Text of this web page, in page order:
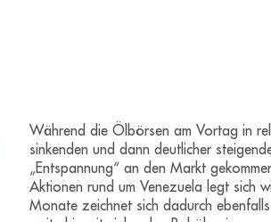
Während die Ölbörsen am Vortag in
sinkenden und dann deutlicher
„Entspannung“ an den Markt
Aktionen rund um Venezuela legt sich
Monate zeichnet sich dadurch